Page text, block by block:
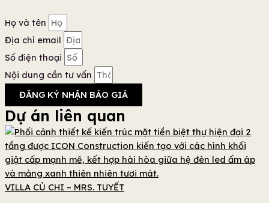
Họ và tên
Địa chỉ email
Số điện thoại
Nội dung cần tư vấn
ĐĂNG KÝ NHẬN BÁO GIÁ
Dự án liên quan
VILLA CỦ CHI – MRS. TUYẾT